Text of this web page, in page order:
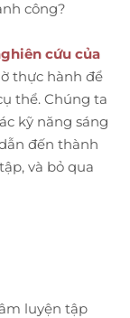
công?
cứu của
thực hành để
thể. Chúng ta
kỹ năng sáng
đến thành
và bỏ qua
luyện tập